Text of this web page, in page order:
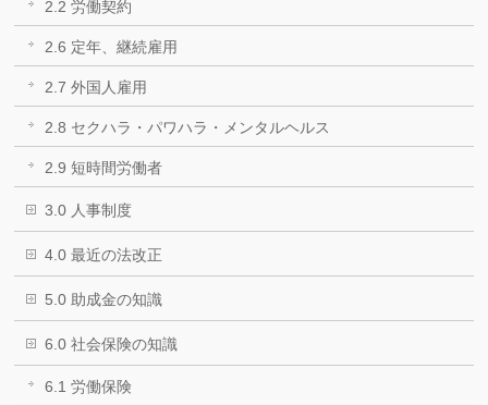
2.2 労働契約
2.6 定年、継続雇用
2.7 外国人雇用
2.8 セクハラ・パワハラ・メンタルヘルス
2.9 短時間労働者
3.0 人事制度
4.0 最近の法改正
5.0 助成金の知識
6.0 社会保険の知識
6.1 労働保険